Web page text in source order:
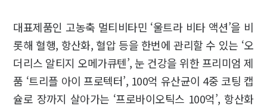
대표제품인 고농축 멀티비타민 ‘울트라 비타 액션’을 비
롯해 혈행, 항산화, 혈압 등을 한번에 관리할 수 있는 ‘오
더리스 알티지 오메가큐텐’, 눈 건강을 위한 프리미엄 제
품 ‘트리플 아이 프로텍터’, 100억 유산균이 4중 코팅 캡
슐로 장까지 살아가는 ‘프로바이오틱스 100억’, 항산화